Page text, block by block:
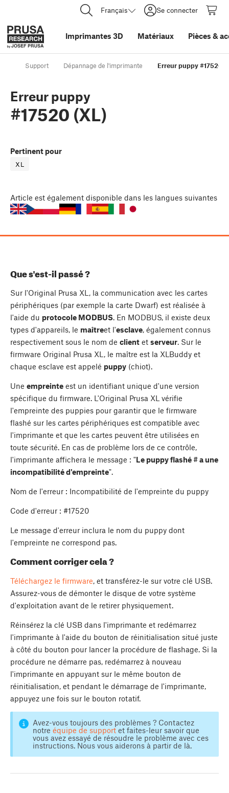
Français Se connecter
Imprimantes 3D Matériaux Pièces &
Support Dépannage de l'imprimante Erreur puppy #17520
Erreur puppy
#17520 (XL)
Pertinent pour
XL
Article est également disponible dans les langues suivantes
Que s'est-il passé ?
Sur l'Original Prusa XL, la communication avec les cartes
périphériques (par exemple la carte Dwarf) est réalisée à
l'aide du protocole MODBUS. En MODBUS, il existe deux
types d'appareils, le maîtreet l'esclave, également connus
respectivement sous le nom de client et serveur. Sur le
firmware Original Prusa XL, le maître est la XLBuddy et
chaque esclave est appelé puppy (chiot).
Une empreinte est un identifiant unique d'une version
spécifique du firmware. L'Original Prusa XL vérifie
l'empreinte des puppies pour garantir que le firmware
flashé sur les cartes périphériques est compatible avec
l'imprimante et que les cartes peuvent être utilisées en
toute sécurité. En cas de problème lors de ce contrôle,
l'imprimante affichera le message : "Le puppy flashé # a une
incompatibilité d'empreinte".
Nom de l'erreur : Incompatibilité de l'empreinte du puppy
Code d'erreur : #17520
Le message d'erreur inclura le nom du puppy dont
l'empreinte ne correspond pas.
Comment corriger cela ?
Téléchargez le firmware, et transférez-le sur votre clé USB.
Assurez-vous de démonter le disque de votre système
d'exploitation avant de le retirer physiquement.
Réinsérez la clé USB dans l'imprimante et redémarrez
l'imprimante à l'aide du bouton de réinitialisation situé juste
à côté du bouton pour lancer la procédure de flashage. Si la
procédure ne démarre pas, redémarrez à nouveau
l'imprimante en appuyant sur le même bouton de
réinitialisation, et pendant le démarrage de l'imprimante,
appuyez une fois sur le bouton rotatif.
Avez-vous toujours des problèmes ? Contactez
notre équipe de supportet faites-leur savoir que
vous avez essayé de résoudre le problème avec ces
instructions. Nous vous aiderons à partir de là.